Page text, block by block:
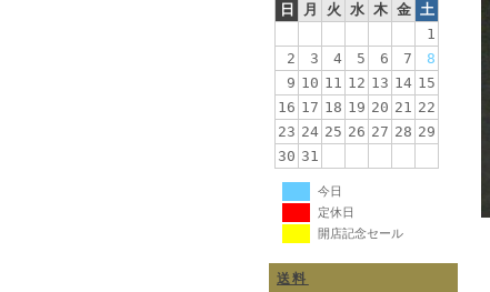
日
月 火 水 木 金 土
1
2
3 4 5 6 7
8
9 10 11 12 13 14 15
16 17 18 19 20 21 22
23 24 25 26 27 28 29
30 31
今日
定休日
開店記念セール
送料